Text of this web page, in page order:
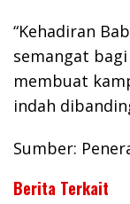
“Kehadiran
semangat
membuat
indah
Sumber:
Berita Terkait